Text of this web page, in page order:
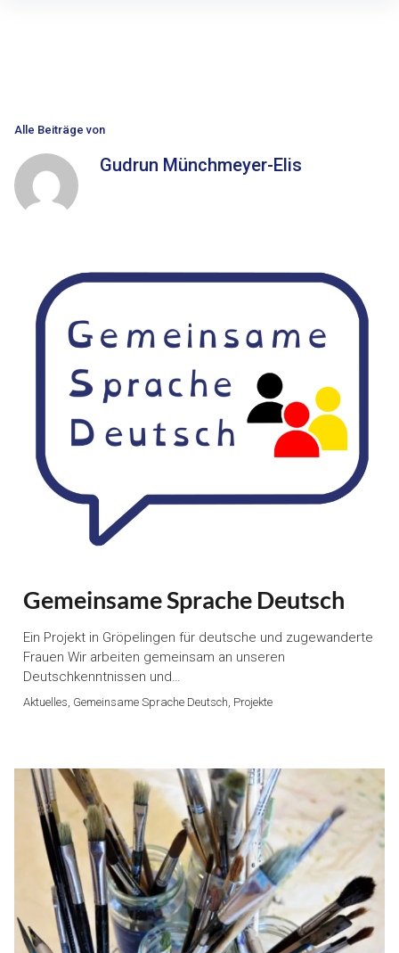
Alle Beiträge von
Gudrun Münchmeyer-Elis
Gemeinsame Sprache Deutsch
Ein Projekt in Gröpelingen für deutsche und zugewanderte
Frauen Wir arbeiten gemeinsam an unseren
Deutschkenntnissen und…
Aktuelles, Gemeinsame Sprache Deutsch, Projekte